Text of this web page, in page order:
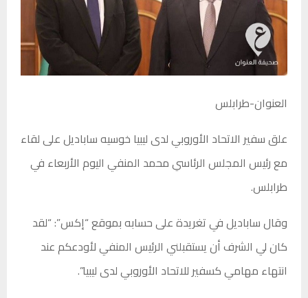
العنوان-طرابلس
علق سفير الاتحاد الأوروبي لدى ليبيا خوسيه ساباديل على لقاء
مع رئيس المجلس الرئاسي محمد المنفي اليوم الأربعاء في
طرابلس.
وقال ساباديل في تغريدة على حسابه بموقع “إكس”: “لقد
كان لي الشرف أن يستقبلني الرئيس المنفي لأودعكم عند
انتهاء مهامي كسفير للاتحاد الأوروبي لدى ليبيا”.